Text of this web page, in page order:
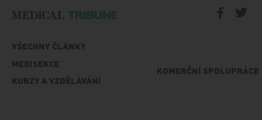
VŠECHNY ČLÁNKY
MEDISEKCE
KURZY A VZDĚLÁVÁNÍ
KOMERČNÍ SPOLUPRÁCE